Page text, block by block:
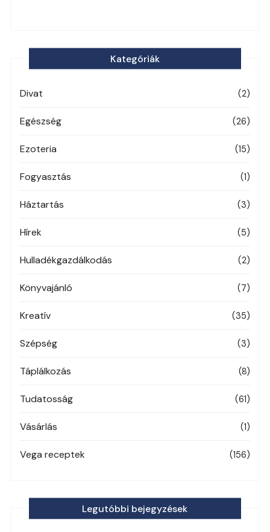
Kategóriák
Divat (2)
Egészség (26)
Ezoteria (15)
Fogyasztás (1)
Háztartás (3)
Hírek (5)
Hulladékgazdálkodás (2)
Könyvajánló (7)
Kreatív (35)
Szépség (3)
Táplálkozás (8)
Tudatosság (61)
Vásárlás (1)
Vega receptek (156)
Legutóbbi bejegyzések